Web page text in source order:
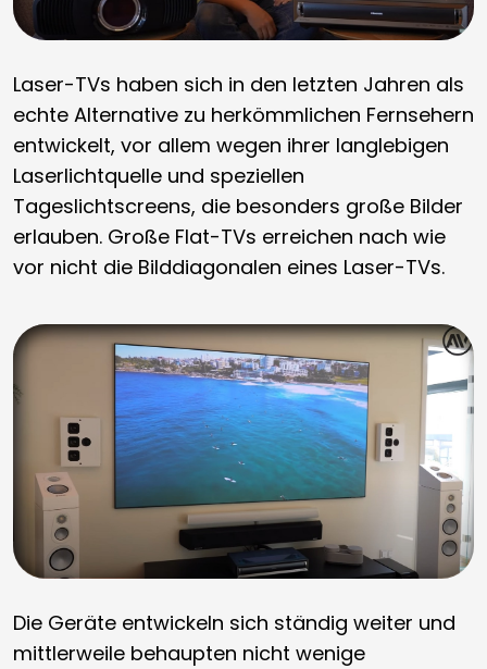
Laser-TVs haben sich in den letzten Jahren als
echte Alternative zu herkömmlichen Fernsehern
entwickelt, vor allem wegen ihrer langlebigen
Laserlichtquelle und speziellen
Tageslichtscreens, die besonders große Bilder
erlauben. Große Flat-TVs erreichen nach wie
vor nicht die Bilddiagonalen eines Laser-TVs.
Die Geräte entwickeln sich ständig weiter und
mittlerweile behaupten nicht wenige